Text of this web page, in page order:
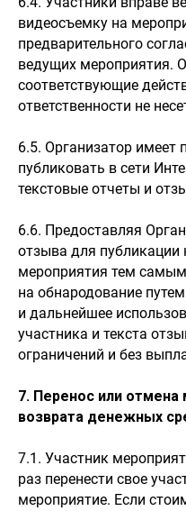
видеосъемку на
предварительного
ведущих мероприятия.
соответствующие
ответственности не
6.5. Организатор имеет
публиковать в сети
текстовые отчеты и
6.6. Предоставляя
отзыва для публикации
мероприятия тем самым
на обнародование
и дальнейшее
участника и текста
ограничений и без
7. Перенос или отмена
возврата денежных
7.1. Участник
раз перенести свое
мероприятие. Если